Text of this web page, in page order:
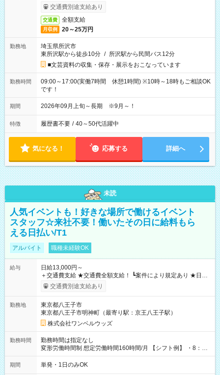
交通費別途支給あり
交通費 全額支給
月収例 20～25万円
勤務地
埼玉県所沢市
東所沢駅から徒歩10分 / 所沢駅から民間バス12分
■文芸資料の収集・保存・展示をおこなっています
勤務時間
09:00～17:00(実働7時間 休憩1時間) ※10時～18時もご相談OK
です！
期間 2026年09月上旬～長期 ※9月～！
特徴 履歴書不要 / 40～50代活躍中
気になる！ 応募する 詳細へ
未読
人気イベントも！好きな場所で働けるイベント
スタッフ☆来社不要！働いたその日に給料もら
える日払い/T1
アルバイト 職種未経験OK
給与
日給13,000円～
＋交通費支給 ★交通費全額支給！ ┗案件により規定あり ★日払
いOK！（規定あり） ┗働いたその日に現金GET♪ お仕事後はコ
ンビニATMから 日払い分を引き落とせます！ 【試用期間】試
交通費別途支給あり
勤務地
東京都八王子市
東京都八王子市明神町（最寄り駅：京王八王子駅）
株式会社ワンベルウッズ
勤務時間
勤務時間は指定なし
変形労働時間制 想定労働時間160時間/月 【シフト例】 ・8：00
～21：00
期間 単発・1日のみOK